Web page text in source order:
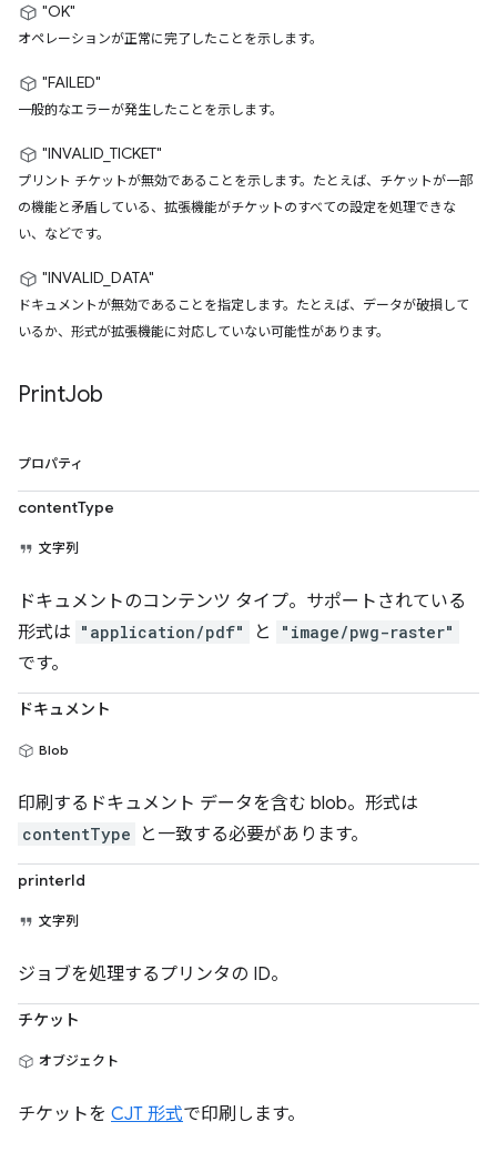
"OK"
オペレーションが正常に完了したことを示します。
"FAILED"
一般的なエラーが発生したことを示します。
"INVALID_TICKET"
プリント チケットが無効であることを示します。たとえば、チケットが一部
の機能と矛盾している、拡張機能がチケットのすべての設定を処理できな
い、などです。
"INVALID_DATA"
ドキュメントが無効であることを指定します。たとえば、データが破損して
いるか、形式が拡張機能に対応していない可能性があります。
PrintJob
プロパティ
contentType
文字列
ドキュメントのコンテンツ タイプ。サポートされている
形式は "application/pdf" と "image/pwg-raster"
です。
ドキュメント
Blob
印刷するドキュメント データを含む blob。形式は
contentType と一致する必要があります。
printerId
文字列
ジョブを処理するプリンタの ID。
チケット
オブジェクト
チケットを CJT 形式で印刷します。